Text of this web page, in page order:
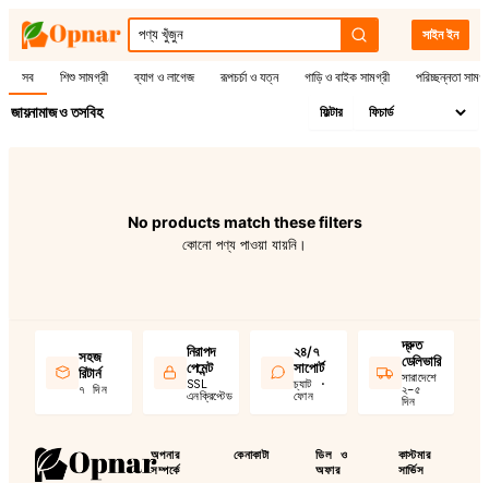
সাইন ইন
সব শিশু সামগ্রী ব্যাগ ও লাগেজ রূপচর্চা ও যত্ন গাড়ি ও বাইক সামগ্রী পরিচ্ছন্নতা
জায়নামাজ ও তসবিহ ফিল্টার
No products match these filters
কোনো পণ্য পাওয়া যায়নি।
সহজ
রিটার্ন
৭ দিন
নিরাপদ
পেমেন্ট
SSL
এনক্রিপ্টেড
২৪/৭
সাপোর্ট
চ্যাট ·
ফোন
দ্রুত
ডেলিভারি
সারাদেশে
২–৫
দিন
অপনার
সম্পর্কে
কেনাকাটা
ডিল ও
অফার
কাস্টমার
সার্ভিস